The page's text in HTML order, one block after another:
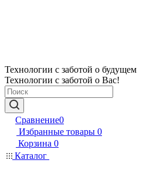
Технологии с заботой о будущем
Технологии с заботой о Вас!
Сравнение0
Избранные товары 0
Корзина 0
Каталог